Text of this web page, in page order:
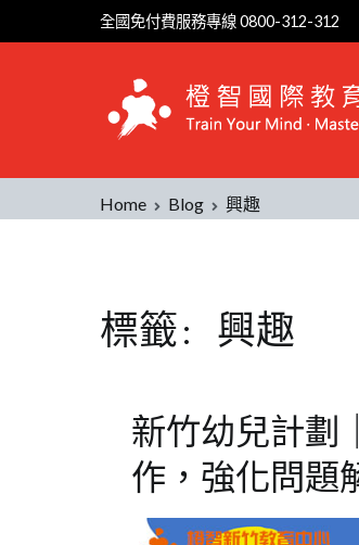
to
全國免付費服務專線 0800-312-312
Home Blog 興趣
標籤: 興趣
新竹幼兒計劃
作，強化問題